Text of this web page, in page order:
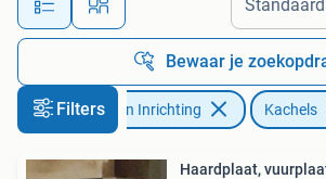
Bewaar je
FiltersHuis en Inrichting Kachels
Haardplaat,